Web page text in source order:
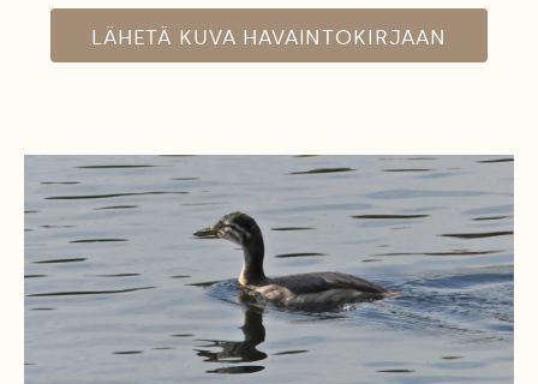
LÄHETÄ KUVA HAVAINTOKIRJAAN